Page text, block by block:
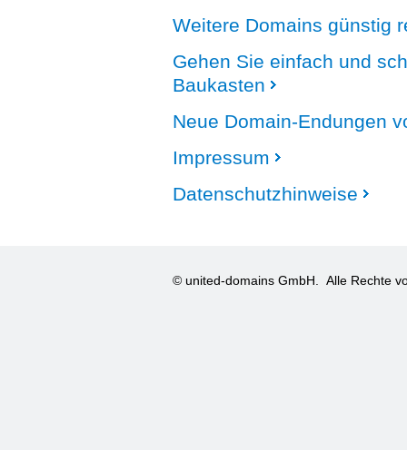
Weitere Domains günstig
Gehen Sie einfach und
Baukasten
Neue Domain-Endungen
Impressum
Datenschutzhinweise
© united-domains GmbH. Alle Rechte